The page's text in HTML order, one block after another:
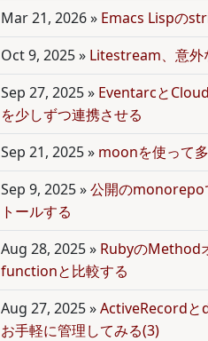
Mar 21, 2026» Emacs Lispの
Oct 9, 2025» Litestream、意外
Sep 27, 2025» Eventarcと
を少しずつ連携させる
Sep 21, 2025» moonを使って
Sep 9, 2025»公開のmonorepo
トールする
Aug 28, 2025» RubyのMethod
functionと比較する
Aug 27, 2025»ActiveRecordと
お手軽に管理してみる(3)